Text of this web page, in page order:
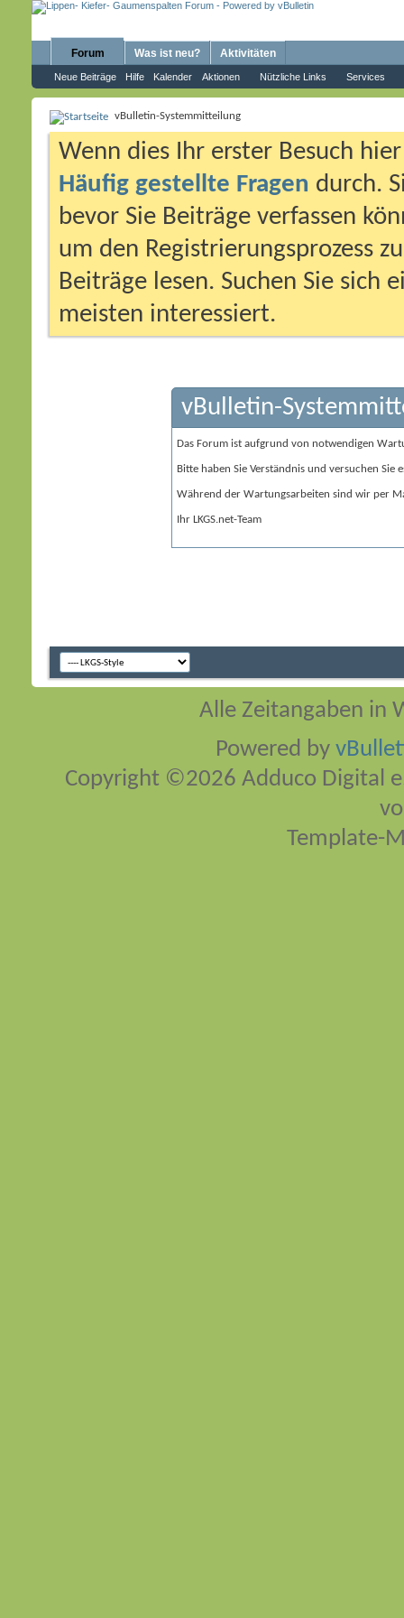
Forum
Neue Beiträge Hilfe Kalender Aktionen Nützliche Links Services
Was ist neu? Aktivitäten
vBulletin-Systemmitteilung
Wenn dies Ihr erster Besuch
Häufig gestellte Fragen durch.
bevor Sie Beiträge verfassen
um den Registrierungsprozess
Beiträge lesen. Suchen Sie sich
meisten interessiert.
vBulletin-
Das Forum ist aufgrund von notwendigen
Bitte haben Sie Verständnis und versuchen Sie
Während der Wartungsarbeiten sind wir per
Ihr LKGS.net-Team
Alle Zeitangaben in
Powered by
Copyright ©2026 Adduco Digital
Template-